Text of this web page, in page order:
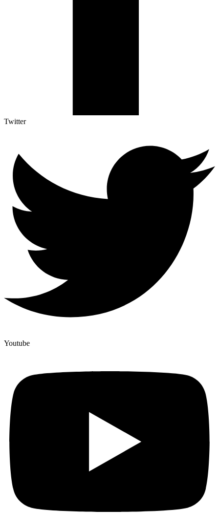
Twitter
Youtube